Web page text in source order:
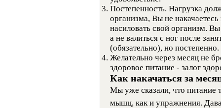
Постепенность. Нагрузка
организма, Вы не
насиловать свой организм.
а не валиться с ног после
(обязательно), но постепенно.
Желательно через месяц не
здоровое питание - залог
Как накачаться за
Мы уже сказали, что питание
мышц, как и упражнения.